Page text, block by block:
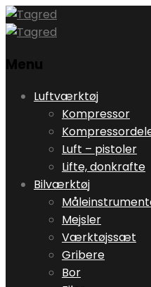
Menu
Skip
content
Luftværktøj
Kompressor
Luft – pistoler
Lifte, donkrafte
Bilværktøj
Mejsler
Værktøjssæt
Gribere
Bor